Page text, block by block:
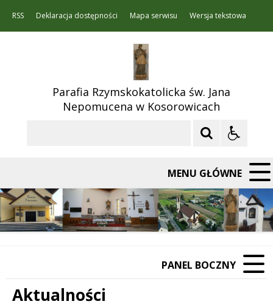
RSS Deklaracja dostępności Mapa serwisu Wersja tekstowa
Parafia Rzymskokatolicka św. Jana
Nepomucena w Kosorowicach
MENU GŁÓWNE
PANEL BOCZNY
Aktualności